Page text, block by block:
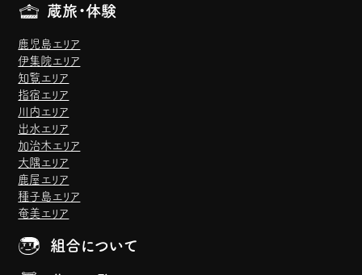
蔵旅・体験
鹿児島エリア
伊集院エリア
知覧エリア
指宿エリア
川内エリア
出水エリア
加治木エリア
大隅エリア
鹿屋エリア
種子島エリア
奄美エリア
組合について